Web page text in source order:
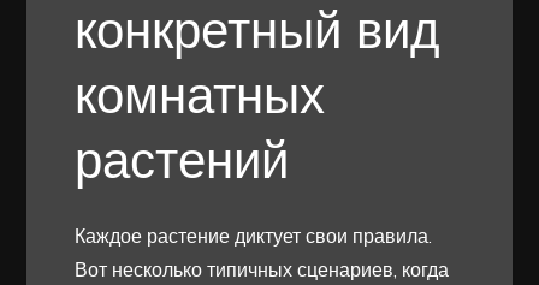
конкретный вид
комнатных
растений
Каждое растение диктует свои правила.
Вот несколько типичных сценариев, когда